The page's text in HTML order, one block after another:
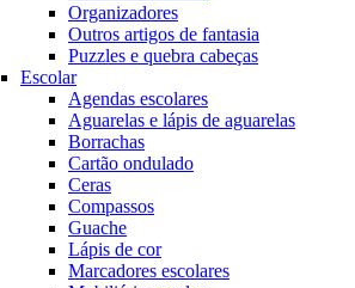
Organizadores
Outros artigos de fantasia
Puzzles e quebra cabeças
Escolar
Agendas escolares
Aguarelas e lápis de aguarelas
Borrachas
Cartão ondulado
Ceras
Compassos
Guache
Lápis de cor
Marcadores escolares